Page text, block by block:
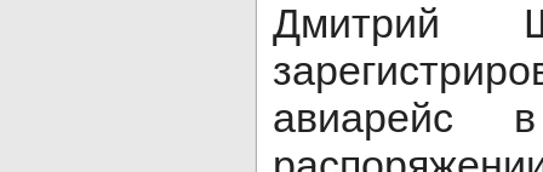
Дмитрий
авиарейс